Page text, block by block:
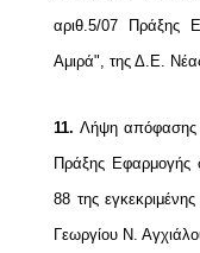
αριθ.5/07
Πράξης
Αμιρά", της Δ.Ε.
11. Λήψη απόφασης
Πράξης
88 της
Γεωργίου Ν.